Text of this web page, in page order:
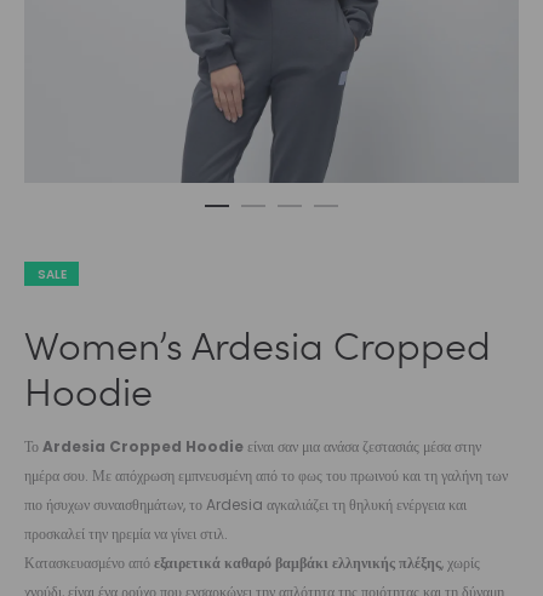
SALE
Women’s Ardesia Cropped
Hoodie
ΤοArdesia Cropped Hoodieείναι σαν μια ανάσα ζεστασιάς μέσα στην
ημέρα σου. Με απόχρωση εμπνευσμένη από το φως του πρωινού και τη γαλήνη των
πιο ήσυχων συναισθημάτων, το Ardesia αγκαλιάζει τη θηλυκή ενέργεια και
προσκαλεί την ηρεμία να γίνει στιλ.
Κατασκευασμένο απόεξαιρετικά καθαρό βαμβάκι ελληνικής πλέξης, χωρίς
χνούδι, είναι ένα ρούχο που ενσαρκώνει την απλότητα της ποιότητας και τη δύναμη